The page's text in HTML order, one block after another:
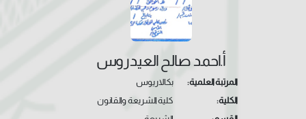
أ.احمد صالح العيدروس
المرتبة العلمية:
بكالاريوس
الكلية:
كلية الشريعة والقانون